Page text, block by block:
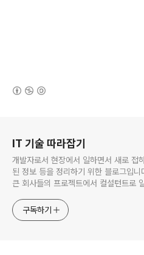
IT 기술 따라잡기
개발자로서 현장에서 일하면서 새로 접
된 정보 등을 정리하기 위한 블로그입니다. 운 좋게 미국
큰 회사들의 프로젝트에서 컬설턴트로
사용되는 툴들에 대해 많은 분들과 정보
구독하기